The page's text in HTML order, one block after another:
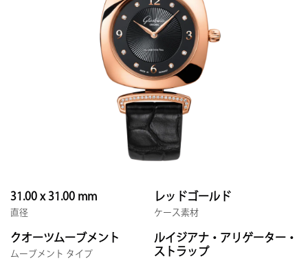
31.00 x 31.00 mm
直径
レッドゴールド
ケース素材
クオーツムーブメント
ムーブメント タイプ
ルイジアナ・アリゲーター・
ストラップ